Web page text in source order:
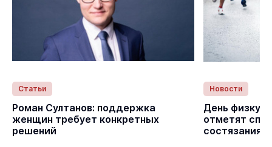
Статьи
Роман Султанов: поддержка
женщин требует конкретных
решений
Новости
День
отметят